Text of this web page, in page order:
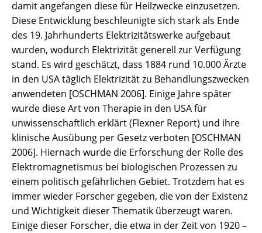
damit angefangen diese für Heilzwecke einzusetzen.
Diese Entwicklung beschleunigte sich stark als Ende
des 19. Jahrhunderts Elektrizitätswerke aufgebaut
wurden, wodurch Elektrizität generell zur Verfügung
stand. Es wird geschätzt, dass 1884 rund 10.000 Ärzte
in den USA täglich Elektrizität zu Behandlungszwecken
anwendeten [OSCHMAN 2006]. Einige Jahre später
wurde diese Art von Therapie in den USA für
unwissenschaftlich erklärt (Flexner Report) und ihre
klinische Ausübung per Gesetz verboten [OSCHMAN
2006]. Hiernach wurde die Erforschung der Rolle des
Elektromagnetismus bei biologischen Prozessen zu
einem politisch gefährlichen Gebiet. Trotzdem hat es
immer wieder Forscher gegeben, die von der Existenz
und Wichtigkeit dieser Thematik überzeugt waren.
Einige dieser Forscher, die etwa in der Zeit von 1920 –